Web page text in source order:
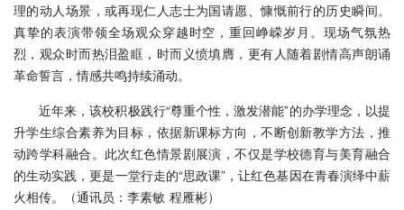
理的动人场景，或再现仁人志士为国请愿、慷慨前行的历史瞬间。
真挚的表演带领全场观众穿越时空，重回峥嵘岁月。现场气氛热
烈，观众时而热泪盈眶，时而义愤填膺，更有人随着剧情高声朗诵
革命誓言，情感共鸣持续涌动。
近年来，该校积极践行“尊重个性，激发潜能”的办学理念，以提
升学生综合素养为目标，依据新课标方向，不断创新教学方法，推
动跨学科融合。此次红色情景剧展演，不仅是学校德育与美育融合
的生动实践，更是一堂行走的“思政课”，让红色基因在青春演绎中薪
火相传。（通讯员：李素敏 程雁彬）